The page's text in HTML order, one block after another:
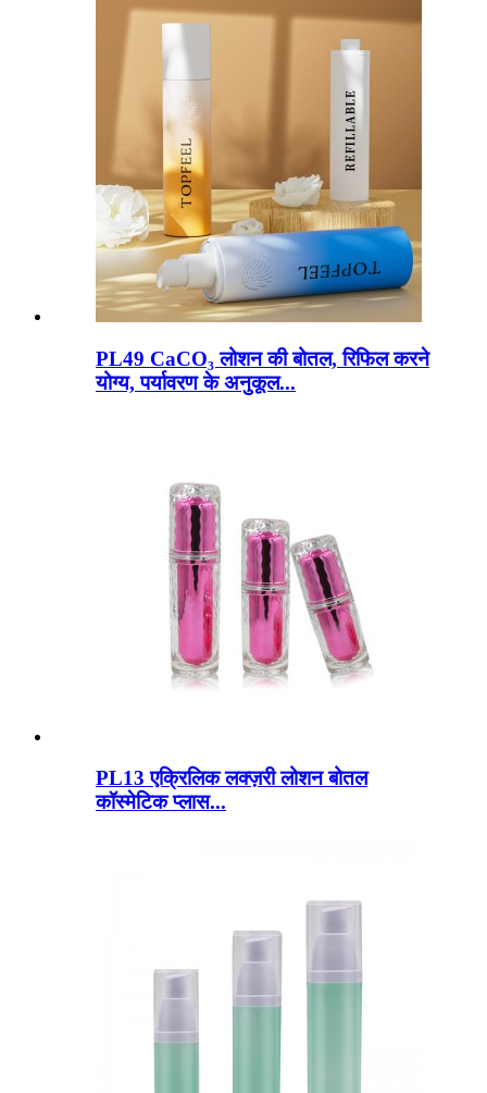
PL49 CaCO₃ लोशन की बोतल, रिफिल करने
योग्य, पर्यावरण के अनुकूल...
PL13 एक्रिलिक लक्ज़री लोशन बोतल
कॉस्मेटिक प्लास...